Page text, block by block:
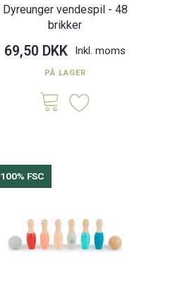
Dyreunger vendespil - 48
brikker
69,50 DKK Inkl. moms
PÅ LAGER
100% FSC